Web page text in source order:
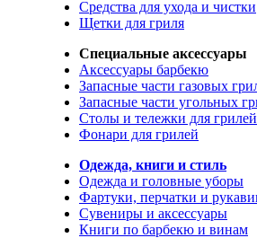
Средства для ухода и чистки
Щетки для гриля
Специальные аксессуары
Аксессуары барбекю
Запасные части газовых
Запасные части угольных
Столы и тележки для грилей
Фонари для грилей
Одежда, книги и стиль
Одежда и головные уборы
Фартуки, перчатки и
Сувениры и аксессуары
Книги по барбекю и винам